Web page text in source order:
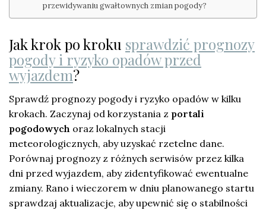
przewidywaniu gwałtownych zmian pogody?
Jak krok po kroku sprawdzić prognozy
pogody i ryzyko opadów przed
wyjazdem?
Sprawdź prognozy pogody i ryzyko opadów w kilku
krokach. Zaczynaj od korzystania z portali
pogodowych oraz lokalnych stacji
meteorologicznych, aby uzyskać rzetelne dane.
Porównaj prognozy z różnych serwisów przez kilka
dni przed wyjazdem, aby zidentyfikować ewentualne
zmiany. Rano i wieczorem w dniu planowanego startu
sprawdzaj aktualizacje, aby upewnić się o stabilności